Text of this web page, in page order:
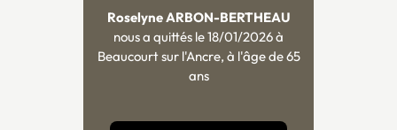
Roselyne ARBON-BERTHEAU
nous a quittés le 18/01/2026 à
Beaucourt sur l'Ancre, à l'âge de 65
ans